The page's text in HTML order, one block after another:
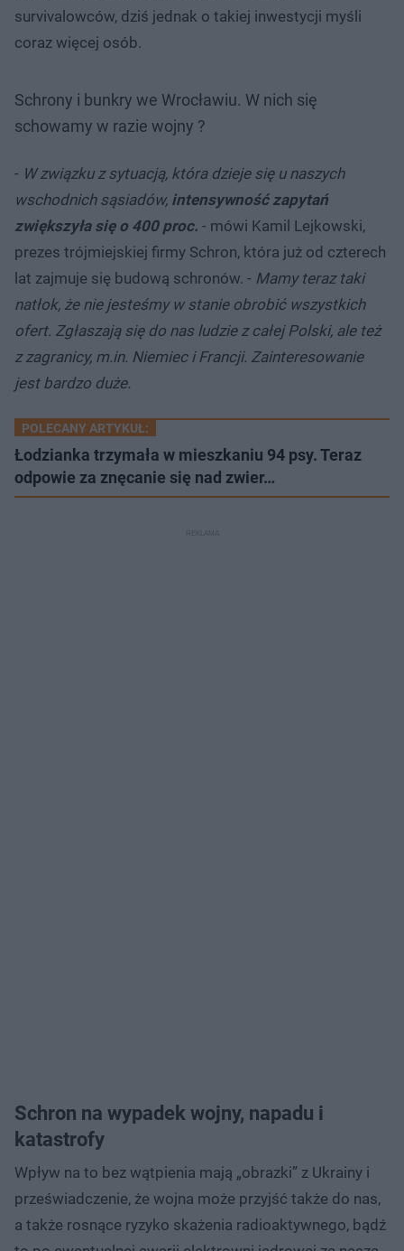
survivalowców, dziś jednak o takiej inwestycji myśli
coraz więcej osób.
Schrony i bunkry we Wrocławiu. W nich się
schowamy w razie wojny ?
- W związku z sytuacją, która dzieje się u naszych
wschodnich sąsiadów, intensywność zapytań
zwiększyła się o 400 proc. - mówi Kamil Lejkowski,
prezes trójmiejskiej firmy Schron, która już od czterech
lat zajmuje się budową schronów. - Mamy teraz taki
natłok, że nie jesteśmy w stanie obrobić wszystkich
ofert. Zgłaszają się do nas ludzie z całej Polski, ale też
z zagranicy, m.in. Niemiec i Francji. Zainteresowanie
jest bardzo duże.
POLECANY ARTYKUŁ:
Łodzianka trzymała w mieszkaniu 94 psy. Teraz
odpowie za znęcanie się nad zwier…
Schron na wypadek wojny, napadu i
katastrofy
Wpływ na to bez wątpienia mają „obrazki” z Ukrainy i
przeświadczenie, że wojna może przyjść także do nas,
a także rosnące ryzyko skażenia radioaktywnego, bądź